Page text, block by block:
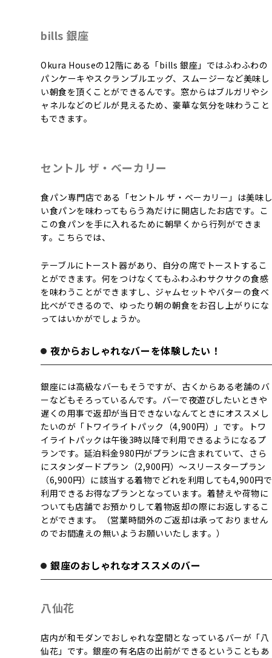
bills 銀座
Okura Houseの12階にある「bills 銀座」ではふわふわの
パンケーキやスクランブルエッグ、スムージーなど美味し
い朝食を頂くことができるんです。窓からはブルガリやシ
ャネルなどのビルが見えるため、豪華な気分を味わうこと
もできます。
セントル ザ・ベーカリー
食パン専門店である「セントル ザ・ベーカリー」は美味し
い食パンを味わってもらう為だけに開店したお店です。こ
この食パンを手に入れるために朝早くから行列ができま
す。こちらでは、
テーブルにトースト器があり、自分の席でトーストするこ
とができます。何をつけなくてもふわふわサクサクの食感
を味わうことができますし、ジャムセットやバターの食べ
比べができるので、ゆったり朝の朝食をお召し上がりにな
ってはいかがでしょうか。
夜からおしゃれなバーを体験したい！
銀座には高級なバーもそうですが、古くからある老舗のバ
ーなどもそろっているんです。バーで夜遊びしたいときや
遅くの用事で返却が当日できないなんてときにオススメし
たいのが「トワイライトパック（4,900円）」です。トワ
イライトパックは午後3時以降で利用できるようになるプ
ランです。延泊料金980円がプランに含まれていて、さら
にスタンダードプラン（2,900円）～スリースタープラン
（6,900円）に該当する着物でどれを利用しても4,900円で
利用できるお得なプランとなっています。着替えや荷物に
ついても店舗でお預かりして着物返却の際にお返しするこ
とができます。（営業時間外のご返却は承っておりません
のでお間違えの無いようお願いいたします。）
銀座のおしゃれなオススメのバー
八仙花
店内が和モダンでおしゃれな空間となっているバーが「八
仙花」です。銀座の有名店の出前ができるということもあ